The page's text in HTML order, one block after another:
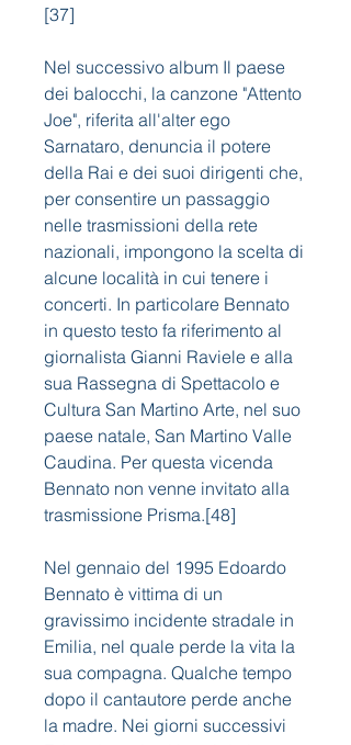
[37]
Nel successivo album Il paese
dei balocchi, la canzone "Attento
Joe", riferita all'alter ego
Sarnataro, denuncia il potere
della Rai e dei suoi dirigenti che,
per consentire un passaggio
nelle trasmissioni della rete
nazionali, impongono la scelta di
alcune località in cui tenere i
concerti. In particolare Bennato
in questo testo fa riferimento al
giornalista Gianni Raviele e alla
sua Rassegna di Spettacolo e
Cultura San Martino Arte, nel suo
paese natale, San Martino Valle
Caudina. Per questa vicenda
Bennato non venne invitato alla
trasmissione Prisma.[48]
Nel gennaio del 1995 Edoardo
Bennato è vittima di un
gravissimo incidente stradale in
Emilia, nel quale perde la vita la
sua compagna. Qualche tempo
dopo il cantautore perde anche
la madre. Nei giorni successivi